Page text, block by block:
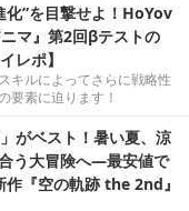
化”を目撃せよ！HoYov
マ』第2回βテストの
レポ】
キルによってさらに戦略性
要素に迫ります！
がベスト！暑い夏、涼
う大冒険へ―最安値で
『空の軌跡 the 2nd』